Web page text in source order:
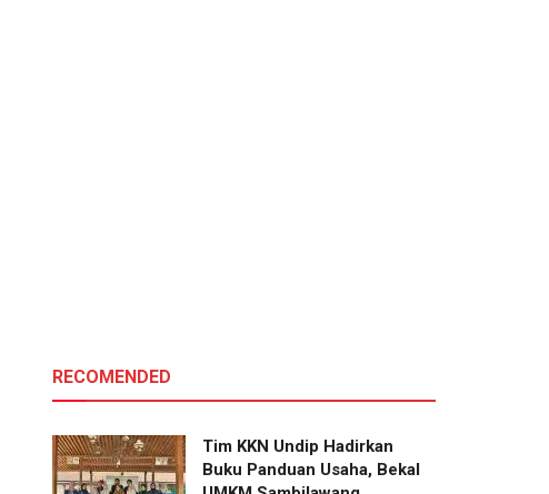
RECOMENDED
Tim KKN Undip Hadirkan
Buku Panduan Usaha, Bekal